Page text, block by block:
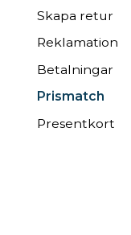
Skapa retur
Reklamation
Betalningar
Prismatch
Presentkort